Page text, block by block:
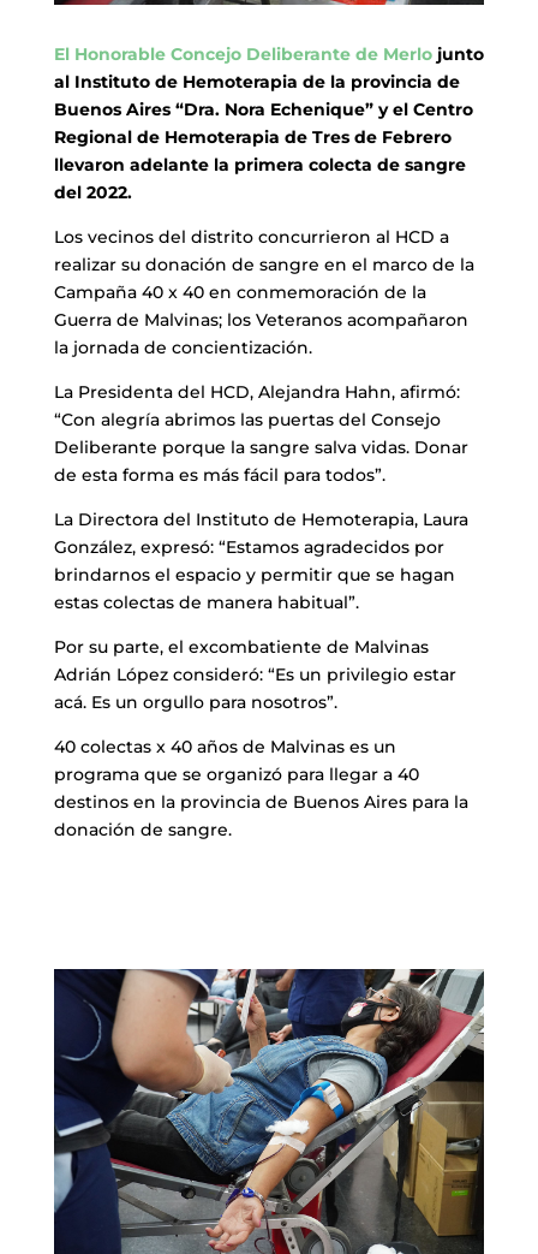
El Honorable Concejo Deliberante de Merlojunto
al Instituto de Hemoterapia de la provincia de
Buenos Aires “Dra. Nora Echenique” y el Centro
Regional de Hemoterapia de Tres de Febrero
llevaron adelante la primera colecta de sangre
del 2022.
Los vecinos del distrito concurrieron al HCD a
realizar su donación de sangre en el marco de la
Campaña 40 x 40 en conmemoración de la
Guerra de Malvinas; los Veteranos acompañaron
la jornada de concientización.
La Presidenta del HCD, Alejandra Hahn, afirmó:
“Con alegría abrimos las puertas del Consejo
Deliberante porque la sangre salva vidas. Donar
de esta forma es más fácil para todos”.
La Directora del Instituto de Hemoterapia, Laura
González, expresó: “Estamos agradecidos por
brindarnos el espacio y permitir que se hagan
estas colectas de manera habitual”.
Por su parte, el excombatiente de Malvinas
Adrián López consideró: “Es un privilegio estar
acá. Es un orgullo para nosotros”.
40 colectas x 40 años de Malvinas es un
programa que se organizó para llegar a 40
destinos en la provincia de Buenos Aires para la
donación de sangre.